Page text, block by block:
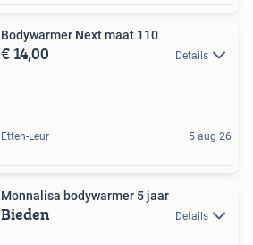
Bodywarmer Next maat 110
€ 14,00 Details
Etten-Leur 5 aug 26
Monnalisa bodywarmer 5 jaar
Bieden Details